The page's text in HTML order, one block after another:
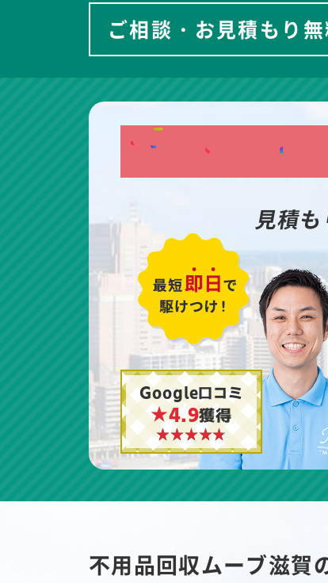
ご相談・お見積もり
Google口コミ
★4.9獲得
見積
不用品回収ムーブ滋賀